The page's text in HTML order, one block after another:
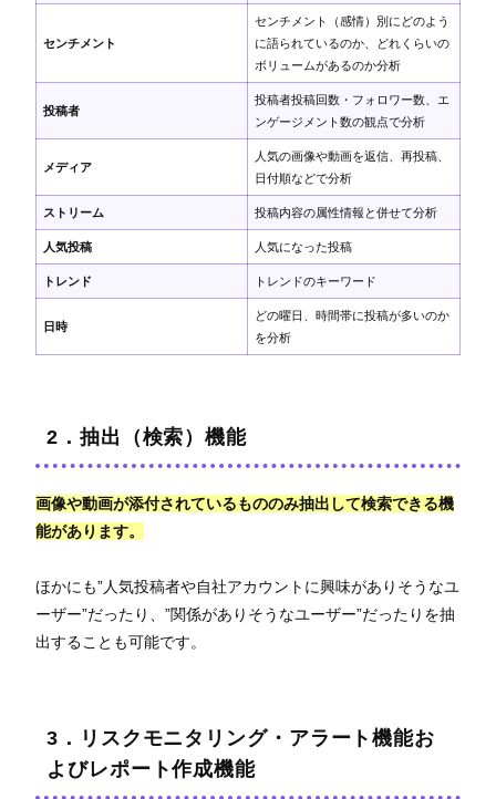
センチメント
センチメント（感情）別にどのよう
に語られているのか、どれくらいの
ボリュームがあるのか分析
投稿者
投稿者投稿回数・フォロワー数、エ
ンゲージメント数の観点で分析
メディア
人気の画像や動画を返信、再投稿、
日付順などで分析
ストリーム 投稿内容の属性情報と併せて分析
人気投稿 人気になった投稿
トレンド トレンドのキーワード
日時
どの曜日、時間帯に投稿が多いのか
を分析
2．抽出（検索）機能
画像や動画が添付されているもののみ抽出して検索できる機
能があります。
ほかにも”人気投稿者や自社アカウントに興味がありそうなユ
ーザー”だったり、”関係がありそうなユーザー”だったりを抽
出することも可能です。
3．リスクモニタリング・アラート機能お
よびレポート作成機能